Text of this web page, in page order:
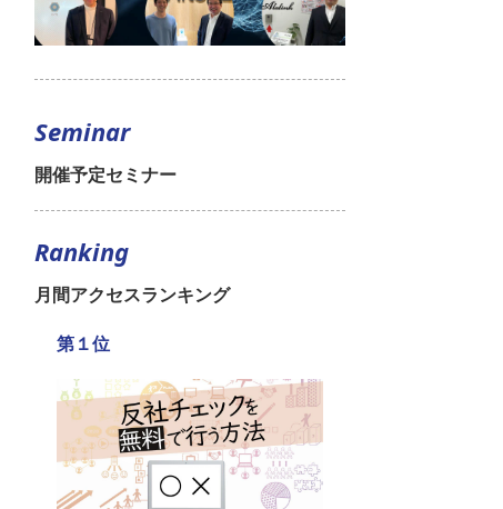
Seminar
開催予定セミナー
Ranking
月間アクセスランキング
第１位